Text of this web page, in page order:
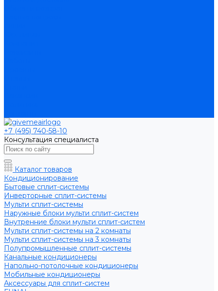
+7 (495) 740-58-10
Консультация специалиста
Каталог товаров
Кондиционирование
Бытовые сплит-системы
Инверторные сплит-системы
Мульти сплит-системы
Наружные блоки мульти сплит-систем
Внутренние блоки мульти сплит-систем
Мульти сплит-системы на 2 комнаты
Мульти сплит-системы на 3 комнаты
Полупромышленные сплит-системы
Канальные кондиционеры
Напольно-потолочные кондиционеры
Мобильные кондиционеры
Аксессуары для сплит-систем